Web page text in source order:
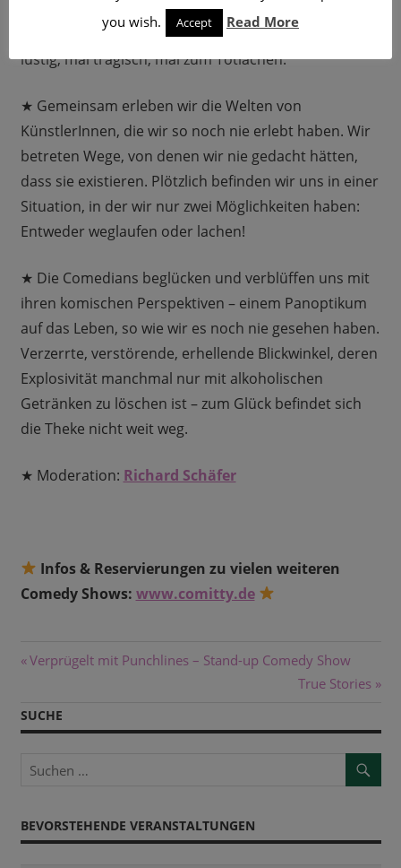
atemberaubende Shows statt. Hier erzählen uns
Comediennes & Comedians aus ihrem Leben, mal
lustig, mal tragisch, mal zum Totlachen.
★ Gemeinsam erleben wir die Welten von
KünstlerInnen, die wir so noch nie erlebt haben. Wir
betreten Wege, von denen wir nie gedacht hätten,
dass sie existieren. Plötzlich befinden wir uns in einer
Situation, in der wir nur zwei Möglichkeiten haben:
Entweder weglaufen oder lachen!
★ Die Comedians beglücken und verblüffen uns mit
ihren komischen Perspektiven – einem Panoptikum
auf das Leben, so wie wir es noch nie gesehen haben.
Verzerrte, verstörende, erhellende Blickwinkel, deren
Explosivität manchmal nur mit alkoholischen
Getränken zu löschen ist – zum Glück befindet sich
die Theke nicht weit weg.
★ Moderation: Richard Schäfer
Infos & Reservierungen zu vielen weiteren
Comedy Shows: www.comitty.de
Beitragsnavigation
Vorheriger
Verprügelt mit Punchlines – Stand-up Comedy Show
Nächster
True Stories
SUCHE
BEVORSTEHENDE VERANSTALTUNGEN
you wish.
Accept Read More